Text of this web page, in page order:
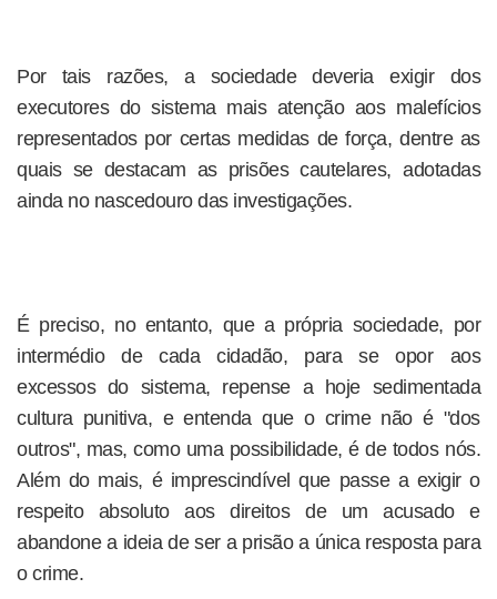
Por tais razões, a sociedade deveria exigir dos
executores do sistema mais atenção aos malefícios
representados por certas medidas de força, dentre as
quais se destacam as prisões cautelares, adotadas
ainda no nascedouro das investigações.
É preciso, no entanto, que a própria sociedade, por
intermédio de cada cidadão, para se opor aos
excessos do sistema, repense a hoje sedimentada
cultura punitiva, e entenda que o crime não é "dos
outros", mas, como uma possibilidade, é de todos nós.
Além do mais, é imprescindível que passe a exigir o
respeito absoluto aos direitos de um acusado e
abandone a ideia de ser a prisão a única resposta para
o crime.